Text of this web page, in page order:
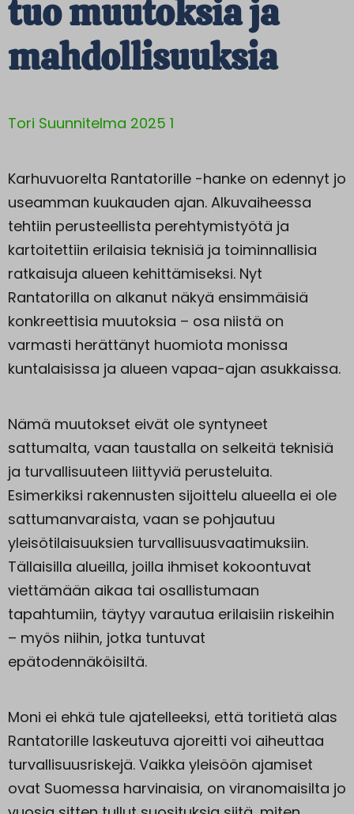
tuo muutoksia ja
mahdollisuuksia
Tori Suunnitelma 2025 1
Karhuvuorelta Rantatorille -hanke on edennyt jo
useamman kuukauden ajan. Alkuvaiheessa
tehtiin perusteellista perehtymistyötä ja
kartoitettiin erilaisia teknisiä ja toiminnallisia
ratkaisuja alueen kehittämiseksi. Nyt
Rantatorilla on alkanut näkyä ensimmäisiä
konkreettisia muutoksia – osa niistä on
varmasti herättänyt huomiota monissa
kuntalaisissa ja alueen vapaa-ajan asukkaissa.
Nämä muutokset eivät ole syntyneet
sattumalta, vaan taustalla on selkeitä teknisiä
ja turvallisuuteen liittyviä perusteluita.
Esimerkiksi rakennusten sijoittelu alueella ei ole
sattumanvaraista, vaan se pohjautuu
yleisötilaisuuksien turvallisuusvaatimuksiin.
Tällaisilla alueilla, joilla ihmiset kokoontuvat
viettämään aikaa tai osallistumaan
tapahtumiin, täytyy varautua erilaisiin riskeihin
– myös niihin, jotka tuntuvat
epätodennäköisiltä.
Moni ei ehkä tule ajatelleeksi, että toritietä alas
Rantatorille laskeutuva ajoreitti voi aiheuttaa
turvallisuusriskejä. Vaikka yleisöön ajamiset
ovat Suomessa harvinaisia, on viranomaisilta jo